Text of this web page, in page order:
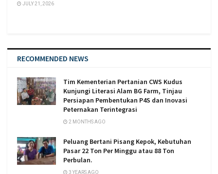
JULY 21, 2026
RECOMMENDED NEWS
Tim Kementerian Pertanian CWS Kudus
Kunjungi Literasi Alam BG Farm, Tinjau
Persiapan Pembentukan P4S dan Inovasi
Peternakan Terintegrasi
2 MONTHS AGO
Peluang Bertani Pisang Kepok, Kebutuhan
Pasar 22 Ton Per Minggu atau 88 Ton
Perbulan.
3 YEARS AGO